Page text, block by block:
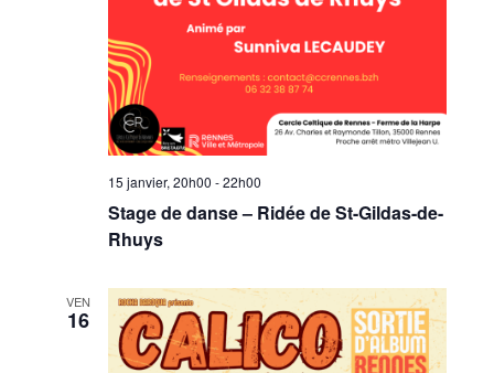
15 janvier, 20h00 -22h00
Stage de danse – Ridée de St-Gildas-de-
Rhuys
VEN
16